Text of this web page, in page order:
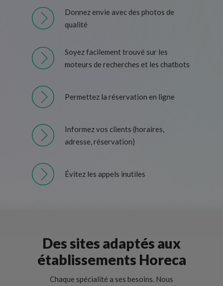
Donnez envie avec des photos de
qualité
Soyez facilement trouvé sur les
moteurs de recherches et les chatbots
Permettez la réservation en ligne
Informez vos clients (horaires,
adresse, réservation)
Évitez les appels inutiles
Des sites adaptés aux
établissements Horeca
Chaque spécialité a ses besoins. Nous